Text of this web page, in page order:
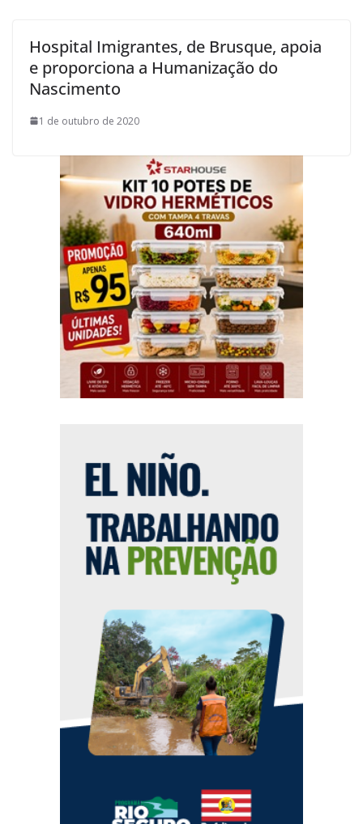
Hospital Imigrantes, de Brusque, apoia
e proporciona a Humanização do
Nascimento
1 de outubro de 2020